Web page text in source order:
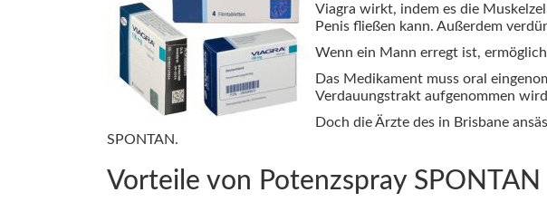
Viagra wirkt, indem es die
Penis fließen kann. Außerdem
Wenn ein Mann erregt ist,
Das Medikament muss oral
Verdauungstrakt aufgenommen
Doch die Ärzte des in Brisbane
SPONTAN.
Vorteile von Potenzspray SPONTAN